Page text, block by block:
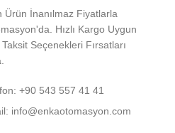
Ürün İnanılmaz Fiyatlarla
Hızlı Kargo Uygun
Seçenekleri Fırsatları
+90 543 557 41 41
info@enkaotomasyon.com